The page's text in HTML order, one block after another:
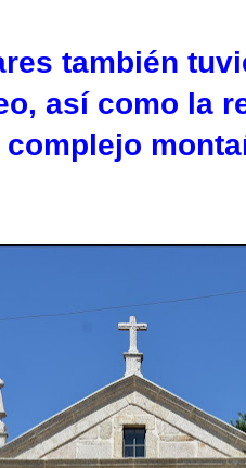
también
así como la